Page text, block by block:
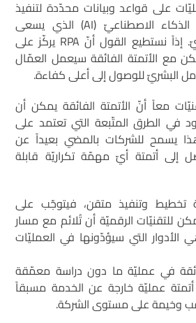
على قواعد وبيانات محدّدة لتنفيذ
مهامها، على عكس الذكاء الاصطناعيّ (AI) الذي يسعى
لمحاكاة الذكاء البشريّ. إذاً نستطيع القول أنّ RPA يركّز على
مع الأتمتة الفائقة سيعمل العمّال
البشريّ للوصول إلى أعلى كفاءة.
معاً أنّ الأتمتة الفائقة يمكن أن
في الطرق المتّبعة التي تعتمد على
يسمح للشركات بالمضي بعيداً عن
إلى أتمتة أيّ مهمّة تكراريّة قابلة
تخطيط وتنفيذ متقن، فيتوجّب على
للتقنيّات الرقميّة أن تُلائم مع مسار
الأدوار التي سيؤدّونها في العمليّات
في عمليّة ما دون دراسة معمّقة
أتمتة عمليّة خارجة عن الخدمة مسبقاً
وخيمة على مستوى الشركة.